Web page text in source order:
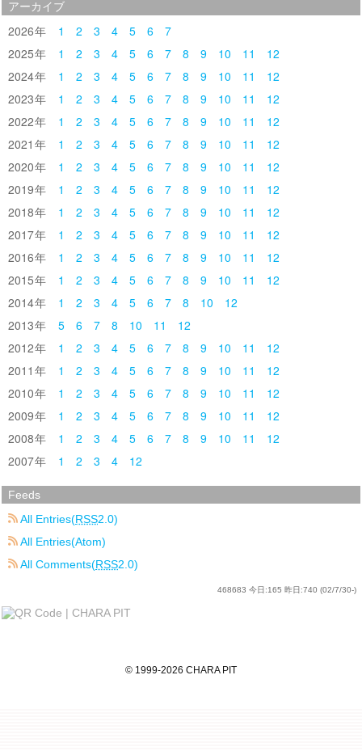
アーカイブ
2026 1 2 3 4 5 6
7
2025
1 2 3 4 5 6 7 8 9 10 11
12
2024
1 2 3 4 5 6 7 8 9 10 11
12
2023
1 2 3 4 5 6 7 8 9 10 11
12
2022
1 2 3 4 5 6 7 8 9 10 11
12
2021
1 2 3 4 5 6 7 8 9 10 11
12
2020
1 2 3 4 5 6 7 8 9 10 11
12
2019
1 2 3 4 5 6 7 8 9 10 11
12
2018
1 2 3 4 5 6 7 8 9 10 11
12
2017
1 2 3 4 5 6 7 8 9 10 11
12
2016
1 2 3 4 5 6 7 8 9 10 11
12
2015
1 2 3 4 5 6 7 8 9 10 11
12
2014
1 2 3 4 5 6 7 8 10
12
2013
5 6 7 8 10 11
12
2012
1 2 3 4 5 6 7 8 9 10 11
12
2011
1 2 3 4 5 6 7 8 9 10 11
12
2010
1 2 3 4 5 6 7 8 9 10 11
12
2009
1 2 3 4 5 6 7 8 9 10 11
12
2008
1 2 3 4 5 6 7 8 9 10 11
12
2007
1 2 3 4 12
Feeds
All Entries(RSS2.0)
All Entries(Atom)
All Comments(RSS2.0)
468683 今日:165 昨日:740 (02/7/30-)
© 1999-2026 CHARA PIT